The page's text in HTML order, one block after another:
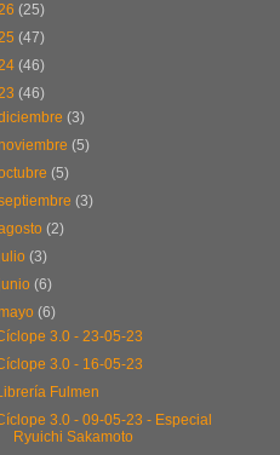
(25)
(47)
(46)
(46)
(3)
(5)
(5)
(3)
(2)
(3)
(6)
(6)
3.0 - 23-05-23
3.0 - 16-05-23
Fulmen
3.0 - 09-05-23 - Especial
Ryuichi Sakamoto